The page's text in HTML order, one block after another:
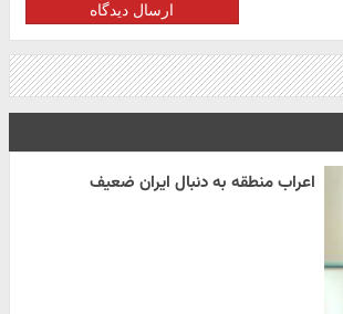
ارسال دیدگاه
اعراب منطقه به دنبال ایران ضعیف